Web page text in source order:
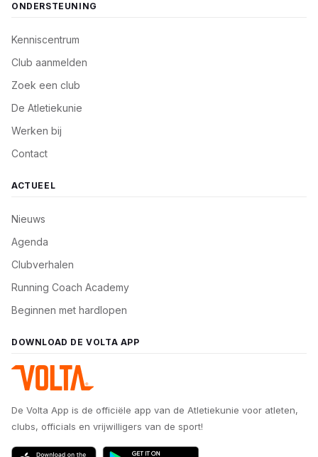
ONDERSTEUNING
Kenniscentrum
Club aanmelden
Zoek een club
De Atletiekunie
Werken bij
Contact
ACTUEEL
Nieuws
Agenda
Clubverhalen
Running Coach Academy
Beginnen met hardlopen
DOWNLOAD DE VOLTA APP
De Volta App is de officiële app van de Atletiekunie voor atleten,
clubs, officials en vrijwilligers van de sport!